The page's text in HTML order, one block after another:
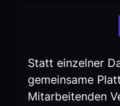
Statt einzelner
gemeinsame
Mitarbeitenden